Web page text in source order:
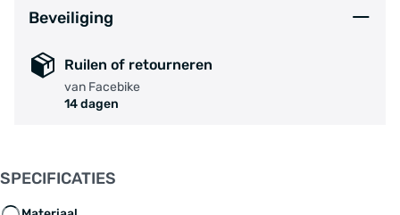
Beveiliging
Ruilen of retourneren
van Facebike
14 dagen
SPECIFICATIES